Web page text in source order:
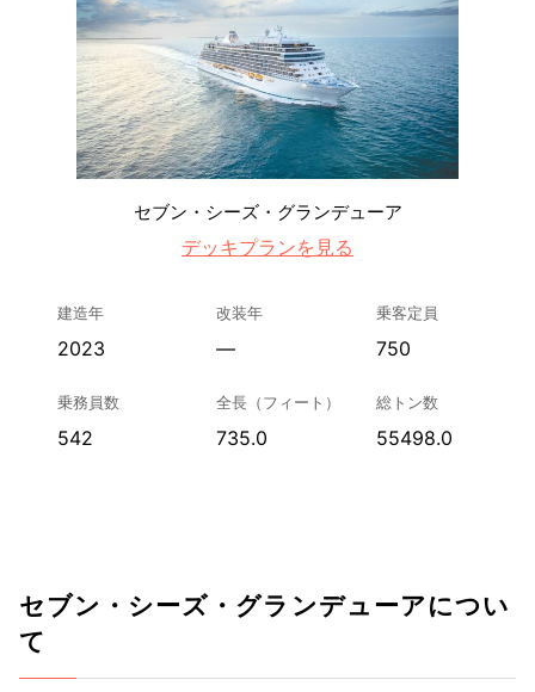
セブン・シーズ・グランデューア
デッキプランを見る
建造年
2023
改装年
—
乗客定員
750
乗務員数
542
全長（フィート）
735.0
総トン数
55498.0
セブン・シーズ・グランデューアについ
て